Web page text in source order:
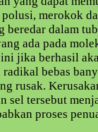
merokok
beredar dalam
ada pada
jika berhasil
bebas
rusak.
sel tersebut
proses